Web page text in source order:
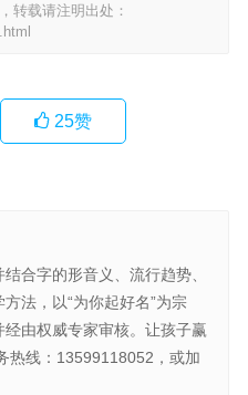
转载请注明出处：
25赞
合字的形音义、流行趋势、
法，以“为你起好名”为宗
由权威专家审核。让孩子赢
热线：13599118052，或加